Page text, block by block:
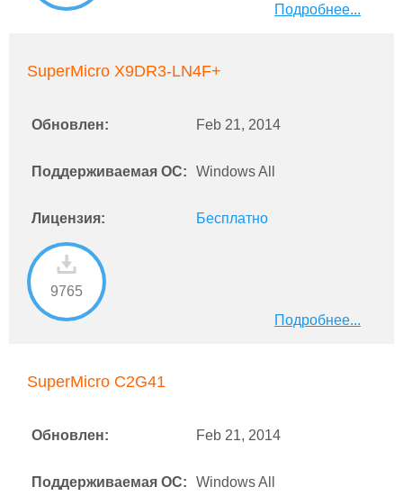
Подробнее...
SuperMicro X9DR3-LN4F+
Обновлен: Feb 21, 2014
Поддерживаемая ОС: Windows All
Лицензия: Бесплатно
9765
Подробнее...
SuperMicro C2G41
Обновлен: Feb 21, 2014
Поддерживаемая ОС: Windows All